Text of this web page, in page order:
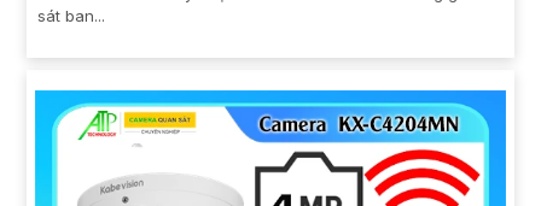
sát ban...